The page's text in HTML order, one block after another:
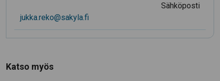
Sähköposti
jukka.reko@sakyla.fi
Katso myös